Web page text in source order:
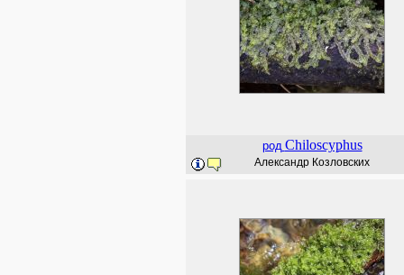
род Chiloscyphus
Александр Козловских